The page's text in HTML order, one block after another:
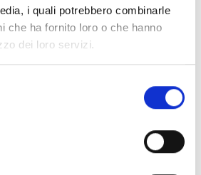
i quali potrebbero combinarle
che ha fornito loro o che hanno
dei loro servizi.
di opzione o un contratto di
150.000 Euro